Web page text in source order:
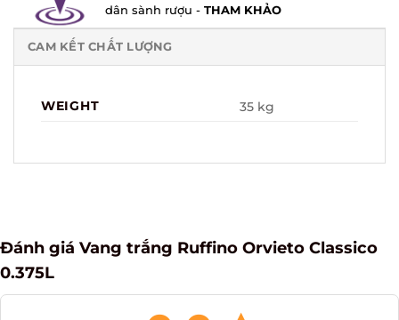
dân sành rượu - THAM KHẢO
CAM KẾT CHẤT LƯỢNG
WEIGHT 35 kg
Đánh giá Vang trắng Ruffino Orvieto Classico
0.375L